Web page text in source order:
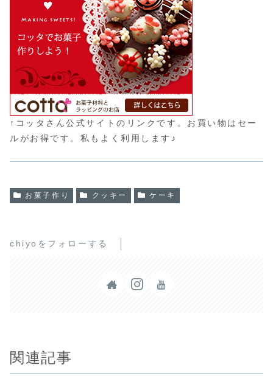
↑コッタさん公式サイトのリンクです。お買い物はセー
ルがお得です。私もよく利用します♪
お菓子作り クッキー ケーキ
chiyoをフォローする
関連記事